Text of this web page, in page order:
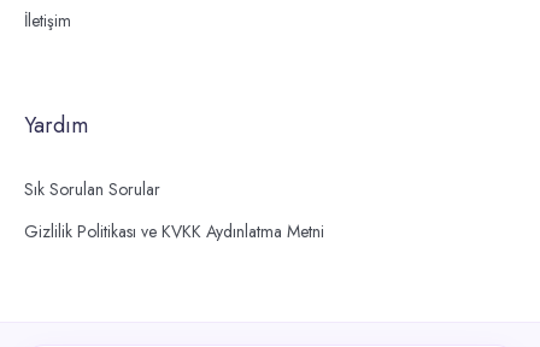
İletişim
Yardım
Sık Sorulan Sorular
Gizlilik Politikası ve KVKK Aydınlatma Metni